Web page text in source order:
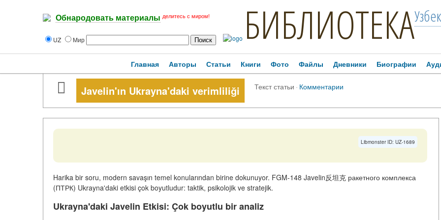
Обнародовать материалы делитесь с миром!
UZ Мир БИБЛИОТЕКА
Главная Авторы Статьи Книги Фото Файлы Дневники Биографии
Javelin'ın Ukrayna'daki verimliliği Текст статьи · Комментарии
Libmonster ID: UZ-1689
Harika bir soru, modern savaşın temel konularından birine dokunuyor. FGM-148 Javelin反坦克 ракетного комплекса
(ПТРК) Ukrayna'daki etkisi çok boyutludur: taktik, psikolojik ve stratejik.
Ukrayna'daki Javelin Etkisi: Çok boyutlu bir analiz